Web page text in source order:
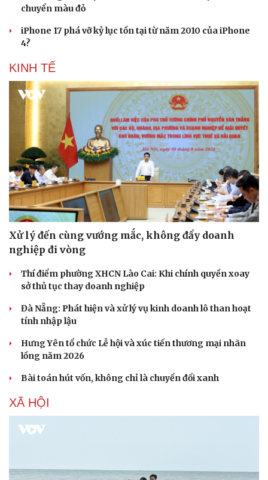
Sức khỏe
Dinh dưỡng - món ngon
Cây thuốc
Sản phụ khoa
Nhi khoa
Nam khoa
Làm đẹp - giảm cân
Phòng mạch online
Ăn sạch sống khỏe
Đời sống
Nhà đẹp
Blog
Tình yêu - Gia đình
chuyển màu đỏ
iPhone 17 phá vỡ kỷ lục tồn tại từ năm 2010 của iPhone
4?
KINH TẾ
Xử lý đến cùng vướng mắc, không đẩy doanh
nghiệp đi vòng
Thí điểm phường XHCN Lào Cai: Khi chính quyền xoay
sở thủ tục thay doanh nghiệp
Đà Nẵng: Phát hiện và xử lý vụ kinh doanh lô than hoạt
tính nhập lậu
Hưng Yên tổ chức Lễ hội và xúc tiến thương mại nhãn
lồng năm 2026
Bài toán hút vốn, không chỉ là chuyển đổi xanh
XÃ HỘI